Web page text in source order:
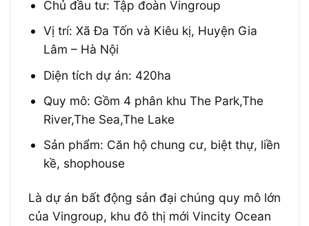
Chủ đầu tư: Tập đoàn Vingroup
Vị trí: Xã Đa Tốn và Kiêu kị, Huyện Gia
Lâm – Hà Nội
Diện tích dự án: 420ha
Quy mô: Gồm 4 phân khu The Park,The
River,The Sea,The Lake
Sản phẩm: Căn hộ chung cư, biệt thự, liền
kề, shophouse
Là dự án bất động sản đại chúng quy mô lớn
của Vingroup, khu đô thị mới Vincity Ocean